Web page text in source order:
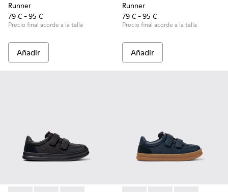
Runner
79 € - 95 €
Precio final acorde a la talla
Añadir
Runner
79 € - 95 €
Precio final acorde a la talla
Añadir